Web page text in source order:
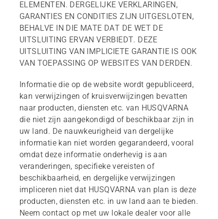
ELEMENTEN. DERGELIJKE VERKLARINGEN,
GARANTIES EN CONDITIES ZIJN UITGESLOTEN,
BEHALVE IN DIE MATE DAT DE WET DE
UITSLUITING ERVAN VERBIEDT. DEZE
UITSLUITING VAN IMPLICIETE GARANTIE IS OOK
VAN TOEPASSING OP WEBSITES VAN DERDEN.
Informatie die op de website wordt gepubliceerd,
kan verwijzingen of kruisverwijzingen bevatten
naar producten, diensten etc. van HUSQVARNA
die niet zijn aangekondigd of beschikbaar zijn in
uw land. De nauwkeurigheid van dergelijke
informatie kan niet worden gegarandeerd, vooral
omdat deze informatie onderhevig is aan
veranderingen, specifieke vereisten of
beschikbaarheid, en dergelijke verwijzingen
impliceren niet dat HUSQVARNA van plan is deze
producten, diensten etc. in uw land aan te bieden.
Neem contact op met uw lokale dealer voor alle